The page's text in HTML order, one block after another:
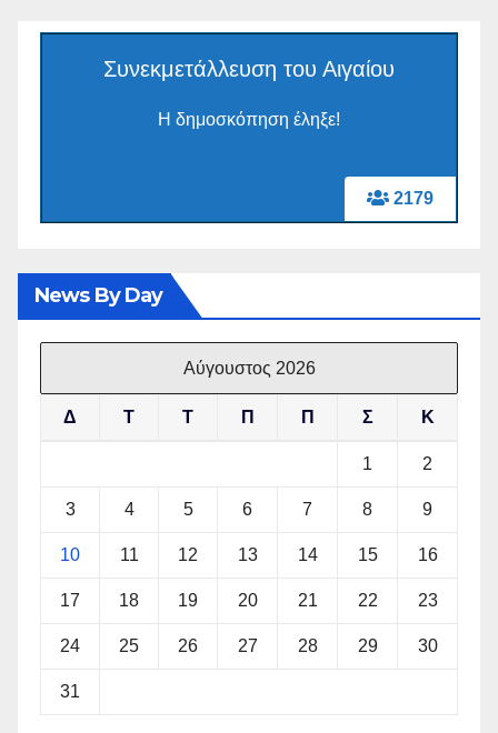
2179
Συνεκμετάλλευση του Αιγαίου
Η δημοσκόπηση έληξε!
News By Day
Αύγουστος 2026
Δ Τ Τ Π Π Σ Κ
1 2
3 4 5 6 7 8 9
10 11 12 13 14 15 16
17 18 19 20 21 22 23
24 25 26 27 28 29 30
31